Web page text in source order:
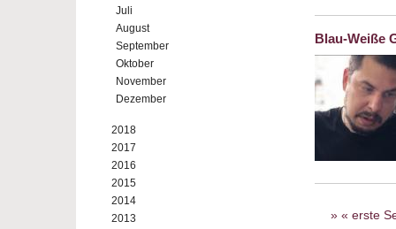
Juli
August
September
Oktober
November
Dezember
2018
2017
2016
2015
2014
2013
Blau-Weiße
Seiten
« erste